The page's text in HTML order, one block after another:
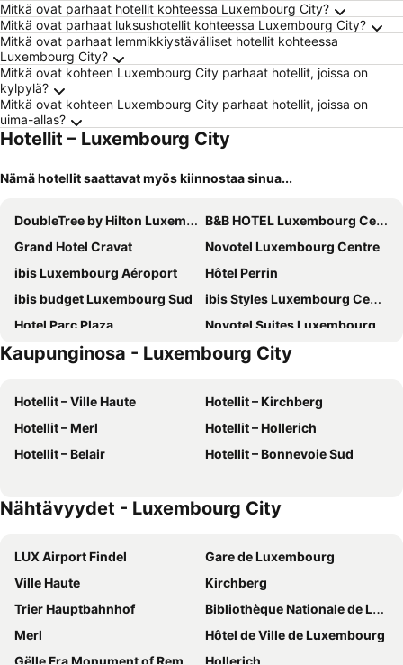
Mitkä ovat parhaat hotellit kohteessa Luxembourg City?
Mitkä ovat parhaat luksushotellit kohteessa Luxembourg City?
Mitkä ovat parhaat lemmikkiystävälliset hotellit kohteessa
Luxembourg City?
Mitkä ovat kohteen Luxembourg City parhaat hotellit, joissa on
kylpylä?
Mitkä ovat kohteen Luxembourg City parhaat hotellit, joissa on
uima-allas?
Hotellit – Luxembourg City
Nämä hotellit saattavat myös kiinnostaa sinua...
DoubleTree by Hilton Luxembourg
B&B HOTEL Luxembourg Centre Cloche d'Or
Grand Hotel Cravat
Novotel Luxembourg Centre
ibis Luxembourg Aéroport
Hôtel Perrin
ibis budget Luxembourg Sud
ibis Styles Luxembourg Centre Gare
Hotel Parc Plaza
Novotel Suites Luxembourg
Meliá Luxembourg
Hotel Parc Belle-Vue
Mercure Luxembourg Off kirchberg
NOTO Hotel
Hotel Empire
City Hotel
Hotel Grey
ibis budget Luxembourg Aéroport
Hotel Parc Belair
Hôtel Pax
NH Luxembourg Airport
ibis Luxembourg Sud
INNSiDE by Meliá Luxembourg
Sofitel Luxembourg Le Grand Ducal
Luxembourg Marriott Hotel Alfa
Parc Hotel Alvisse
Kazakiwi
De BrauHotel
Kaupunginosa - Luxembourg City
Hotellit – Ville Haute
Hotellit – Kirchberg
Hotellit – Merl
Hotellit – Hollerich
Hotellit – Belair
Hotellit – Bonnevoie Sud
Nähtävyydet - Luxembourg City
LUX Airport Findel
Gare de Luxembourg
Ville Haute
Kirchberg
Trier Hauptbahnhof
Bibliothèque Nationale de Luxembourg
Merl
Hôtel de Ville de Luxembourg
Gëlle Fra Monument of Remembrance
Hollerich